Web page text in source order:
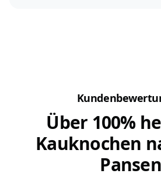
Über 100%
Kauknochen
Pansen